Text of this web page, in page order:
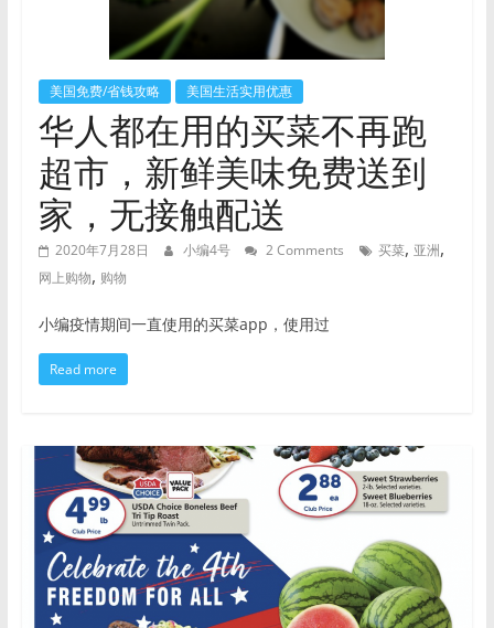
美国免费/省钱攻略 美国生活实用优惠
华人都在用的买菜不再跑
超市，新鲜美味免费送到
家，无接触配送
2020年7月28日 小编4号 2 Comments 买菜, 亚洲,
网上购物, 购物
小编疫情期间一直使用的买菜app，使用过
Read more